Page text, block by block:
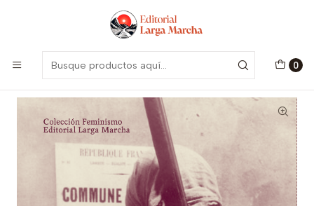
0
Encuentra nuestro catálogo aquí
El poder de la mujer y la subversión de la comunidad